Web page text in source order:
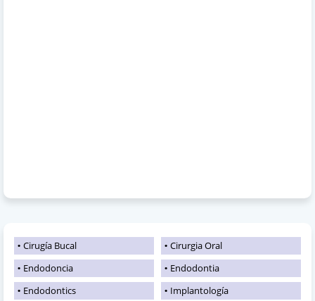
Cirugía Bucal
Cirurgia Oral
Endodoncia
Endodontia
Endodontics
Implantología